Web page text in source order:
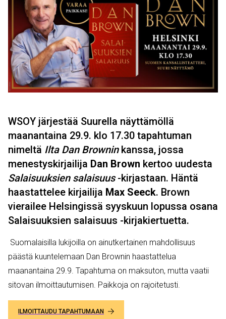
WSOY järjestää Suurella näyttämöllä
maanantaina 29.9. klo 17.30 tapahtuman
nimeltä Ilta Dan Browninkanssa, jossa
menestyskirjailija Dan Brown kertoo uudesta
Salaisuuksien salaisuus-kirjastaan. Häntä
haastattelee kirjailija Max Seeck. Brown
vierailee Helsingissä syyskuun lopussa osana
Salaisuuksien salaisuus -kirjakiertuetta.
Suomalaisilla lukijoilla on ainutkertainen mahdollisuus
päästä kuuntelemaan Dan Brownin haastattelua
maanantaina 29.9. Tapahtuma on maksuton, mutta vaatii
sitovan ilmoittautumisen. Paikkoja on rajoitetusti.
ILMOITTAUDU TAPAHTUMAAN